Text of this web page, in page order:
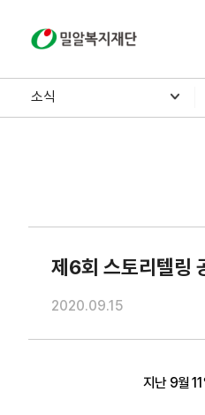
밀알복지재단
소식
제6회 스토리텔링
2020.09.15
지난 9월